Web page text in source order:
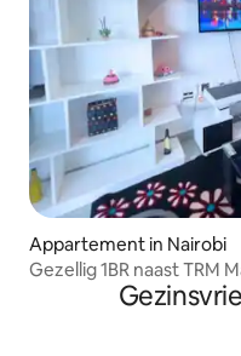
Appartement in Nairobi
Gezellig 1BR naast TRM